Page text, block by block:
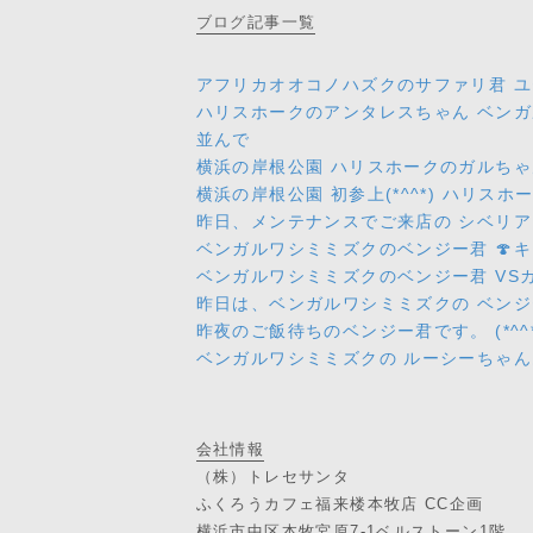
ブログ記事一覧
アフリカオオコノハズクのサファリ君
ハリスホークのアンタレスちゃん ベン
並んで
横浜の岸根公園 ハリスホークのガルち
横浜の岸根公園 初参上(*^^*) ハリスホ
昨日、メンテナンスでご来店の シベリ
ベンガルワシミミズクのベンジー君 🍄
ベンガルワシミミズクのベンジー君 VS
昨日は、ベンガルワシミミズクの ベン
昨夜のご飯待ちのベンジー君です。
ベンガルワシミミズクの ルーシーちゃ
会社情報
（株）トレセサンタ
ふくろうカフェ福来楼本牧店 CC企画